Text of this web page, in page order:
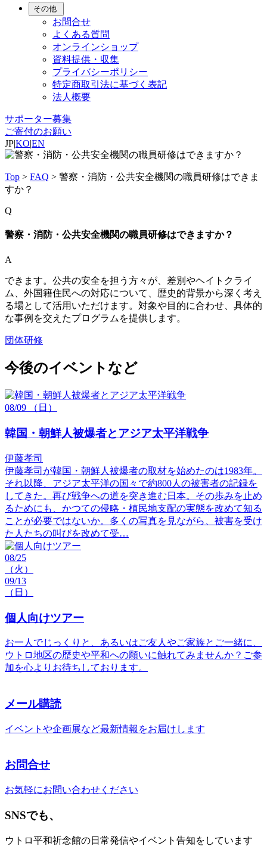
その他
お問合せ
よくある質問
オンラインショップ
資料提供・収集
プライバシーポリシー
特定商取引法に基づく表記
法人概要
サポーター募集
ご寄付のお願い
JP|KO|EN
Top > FAQ > 警察・消防・公共安全機関の職員研修はできま
すか？
Q
警察・消防・公共安全機関の職員研修はできますか？
A
できます。公共の安全を担う方々が、差別やヘイトクライ
ム、外国籍住民への対応について、歴史的背景から深く考え
る場として活用いただけます。対象や目的に合わせ、具体的
な事例を交えたプログラムを提供します。
団体研修
今後のイベントなど
08/09 （日）
韓国・朝鮮人被爆者とアジア太平洋戦争
伊藤孝司
伊藤孝司が韓国・朝鮮人被爆者の取材を始めたのは1983年。
それ以降、アジア太平洋の国々で約800人の被害者の記録を
してきた。再び戦争への道を突き進む日本。その歩みを止め
るためにも、かつての侵略・植民地支配の実態を改めて知る
ことが必要ではないか。多くの写真を見ながら、被害を受け
た人たちの叫びを改めて受…
08/25
（火）
09/13
（日）
個人向けツアー
お一人でじっくりと、あるいはご友人やご家族とご一緒に、
ウトロ地区の歴史や平和への願いに触れてみませんか？ご参
加を心よりお待ちしております。
メール購読
イベントや企画展など最新情報をお届けします
お問合せ
お気軽にお問い合わせください
SNSでも、
ウトロ平和祈念館の日常発信やイベント告知をしています